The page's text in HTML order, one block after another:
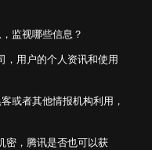
监视哪些信息？
用户的个人资讯和使用
者其他情报机构利用，
，腾讯是否也可以获